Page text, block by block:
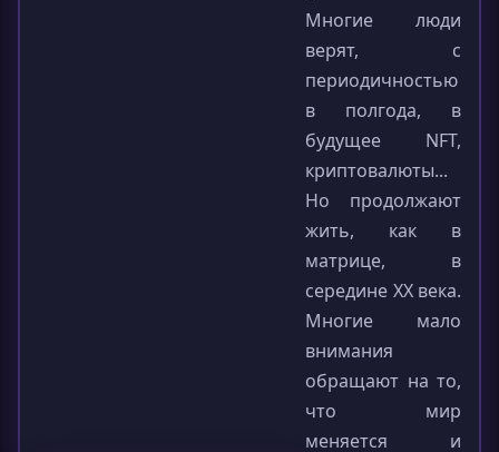
Многие люди
верят, с
периодичностью
в полгода, в
будущее NFT,
криптовалюты...
Но продолжают
жить, как в
матрице, в
середине XX века.
Многие мало
внимания
обращают на то,
что мир
меняется и